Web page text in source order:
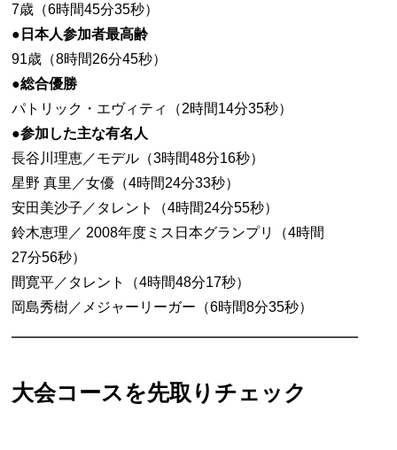
7歳（6時間45分35秒）
●日本人参加者最高齢
91歳（8時間26分45秒）
●総合優勝
パトリック・エヴィティ（2時間14分35秒）
●参加した主な有名人
長谷川理恵／モデル（3時間48分16秒）
星野 真里／女優（4時間24分33秒）
安田美沙子／タレント（4時間24分55秒）
鈴木恵理／ 2008年度ミス日本グランプリ（4時間
27分56秒）
間寛平／タレント（4時間48分17秒）
岡島秀樹／メジャーリーガー（6時間8分35秒）
———————————————————–
大会コースを先取りチェック